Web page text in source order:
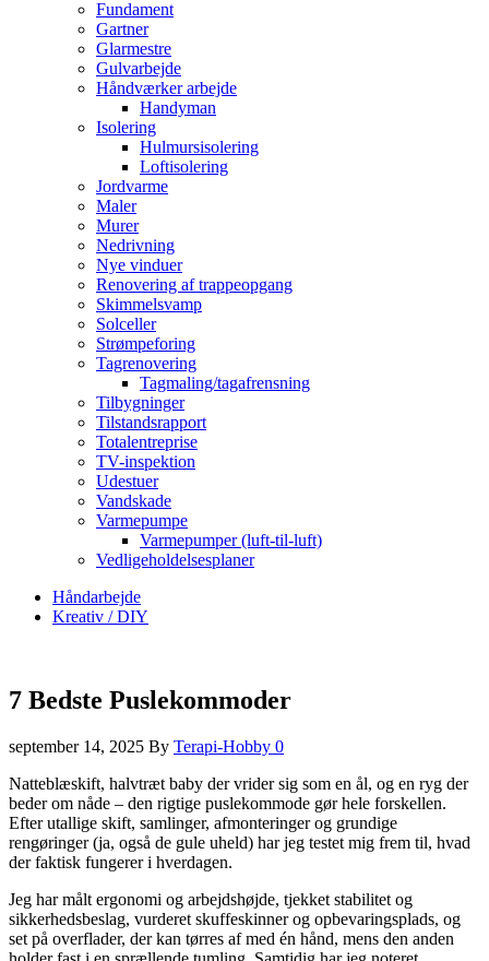
Fundament
Gartner
Glarmestre
Gulvarbejde
Håndværker arbejde
Handyman
Isolering
Hulmursisolering
Loftisolering
Jordvarme
Maler
Murer
Nedrivning
Nye vinduer
Renovering af trappeopgang
Skimmelsvamp
Solceller
Strømpeforing
Tagrenovering
Tagmaling/tagafrensning
Tilbygninger
Tilstandsrapport
Totalentreprise
TV-inspektion
Udestuer
Vandskade
Varmepumpe
Varmepumper (luft-til-luft)
Vedligeholdelsesplaner
Håndarbejde
Kreativ / DIY
7 Bedste Puslekommoder
september 14, 2025 By Terapi-Hobby 0
Natteblæskift, halvtræt baby der vrider sig som en ål, og en ryg der
beder om nåde – den rigtige puslekommode gør hele forskellen.
Efter utallige skift, samlinger, afmonteringer og grundige
rengøringer (ja, også de gule uheld) har jeg testet mig frem til, hvad
der faktisk fungerer i hverdagen.
Jeg har målt ergonomi og arbejdshøjde, tjekket stabilitet og
sikkerhedsbeslag, vurderet skuffeskinner og opbevaringsplads, og
set på overflader, der kan tørres af med én hånd, mens den anden